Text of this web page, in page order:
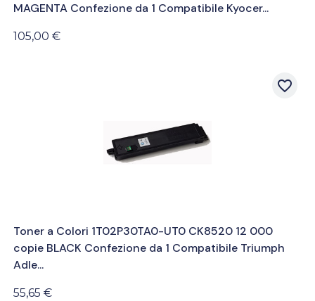
MAGENTA Confezione da 1 Compatibile Kyocer...
105,00 €
favorite_border
Toner a Colori 1T02P30TA0-UT0 CK8520 12 000
copie BLACK Confezione da 1 Compatibile Triumph
Adle...
55,65 €